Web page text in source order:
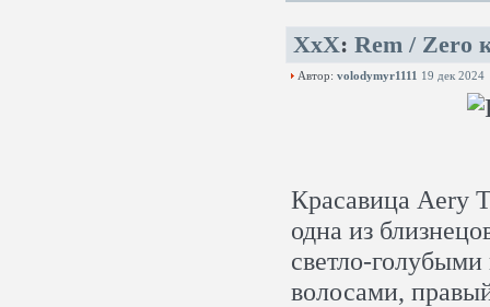
XxX: Rem / Zero
Автор: volodymyr1111 19 дек 2024
Красавица Aery
одна из
светло-
волосами,